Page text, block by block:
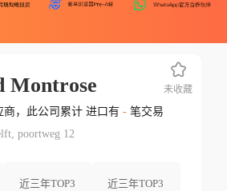
Montrose
商，此公司累计 进口有 -笔交易
poortweg 12
近三年TOP3
近三年TOP3
未收藏